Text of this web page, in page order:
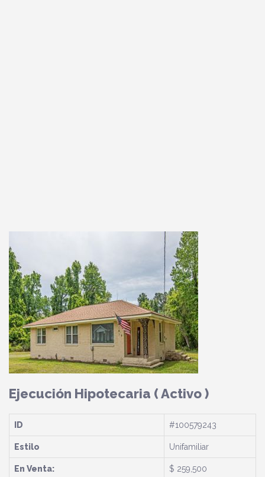
Ejecución Hipotecaria ( Activo )
ID #100579243
Estilo Unifamiliar
En Venta: $ 259,500